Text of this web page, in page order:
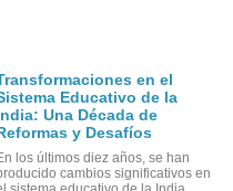
en el
Educativo de la
Una Década de
y Desafíos
los últimos diez años, se han
cambios significativos en